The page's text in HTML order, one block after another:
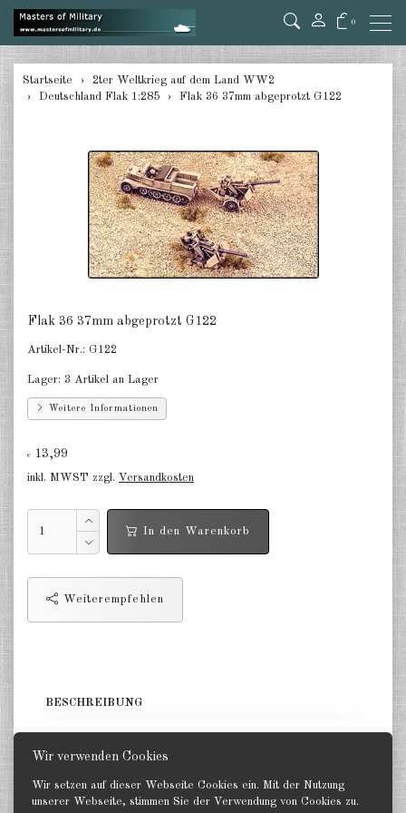
Wir verwenden Cookies
Wir setzen auf dieser Webseite Cookies ein. Mit der Nutzung
unserer Webseite, stimmen Sie der Verwendung von Cookies zu.
0
zurück
Deutschland Halbketten 1:285
Deutschland Flak 1:285
Deutschland gezogene Pak 1:285
1:285
1:285
Deutschland Panzerwagen u.a.
Deutschland Infanterie, Kavallerie
Deutschland Fallschirmjäger
Deutschland Projekte nach 1945
1:285
Rumänien 1:285
Japan 1:285
Startseite
2ter Weltkrieg auf dem Land WW2
Deutschland Flak 1:285
Flak 36 37mm abgeprotzt G122
Flak 36 37mm abgeprotzt G122
Artikel-Nr.: G122
Lager: 3 Artikel an Lager
Weitere Informationen
€ 13,99
inkl. MWST zzgl. Versandkosten
In den Warenkorb
Weiterempfehlen
BESCHREIBUNG